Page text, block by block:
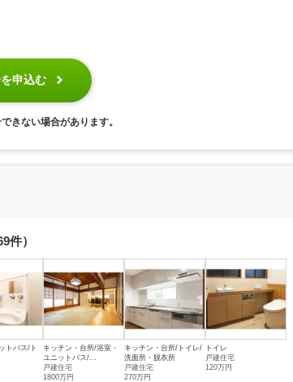
申込む
きない場合があります。
件）
トバス/ト
キッチン・台所/浴室・
ユニットバス/...
戸建住宅
1800万円
キッチン・台所/トイレ/
洗面所・脱衣所
戸建住宅
270万円
トイレ
戸建住宅
120万円